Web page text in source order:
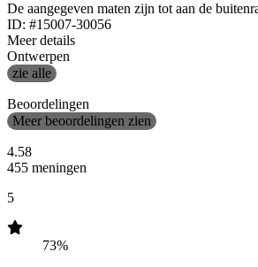
De aangegeven maten zijn tot aan de
ID: #15007-30056
Meer details
Ontwerpen
zie alle
Beoordelingen
Meer beoordelingen zien
4.58
455 meningen
5
73%